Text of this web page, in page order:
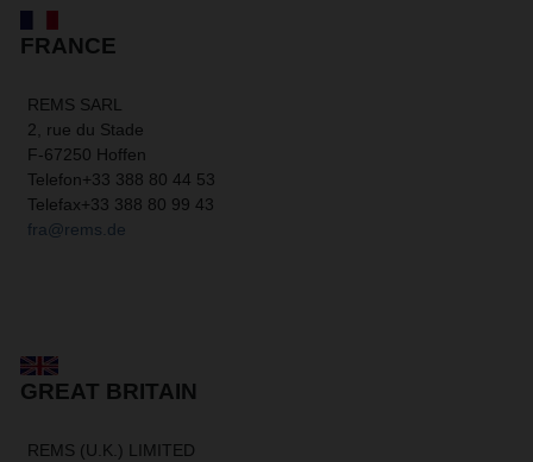
FRANCE
REMS SARL
2, rue du Stade
F-67250 Hoffen
Telefon+33 388 80 44 53
Telefax+33 388 80 99 43
fra@rems.de
GREAT BRITAIN
REMS (U.K.) LIMITED